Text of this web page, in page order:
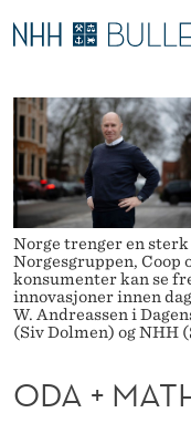
O
D
A
M
A
T
H
E
M
O
V
E
D
M
E
N
Y
Ø
K
N
E
T
T
S
E
D
E
T
Stipendiater og
Disputaser
Ekspertutvalg
Om Bulletin
Norge trenger en
Norgesgruppen, Coop
konsumenter kan se
innovasjoner innen
W. Andreassen i
(Siv Dolmen) og NHH
ODA +